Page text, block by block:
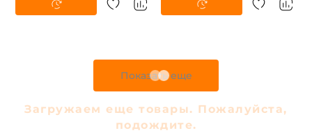
Показать еще
Загружаем еще товары. Пожалуйста,
подождите.